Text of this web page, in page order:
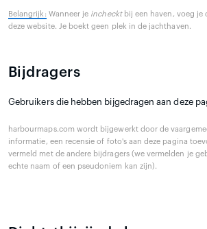
Belangrijk: Wanneer je inchecktbij een haven, voeg je
deze website. Je boekt geen plek in de jachthaven.
Bijdragers
Gebruikers die hebben bijgedragen aan deze
harbourmaps.com wordt bijgewerkt door de
informatie, een recensie of foto's aan deze pagina
vermeld met de andere bijdragers (we vermelden je
echte naam of een pseudoniem kan zijn).